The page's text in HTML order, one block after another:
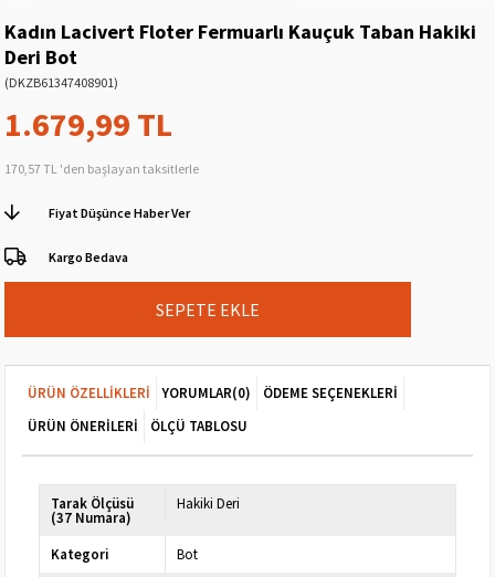
Kadın Lacivert Floter Fermuarlı Kauçuk Taban Hakiki
Deri Bot
(DKZB61347408901)
1.679,99 TL
170,57 TL 'den başlayan taksitlerle
Fiyat Düşünce Haber Ver
Kargo Bedava
ÜRÜN ÖZELLIKLERI YORUMLAR(0)
ÖDEME SEÇENEKLERI
ÜRÜN ÖNERILERI
ÖLÇÜ TABLOSU
Tarak Ölçüsü
(37 Numara)
Hakiki Deri
Kategori
Bot